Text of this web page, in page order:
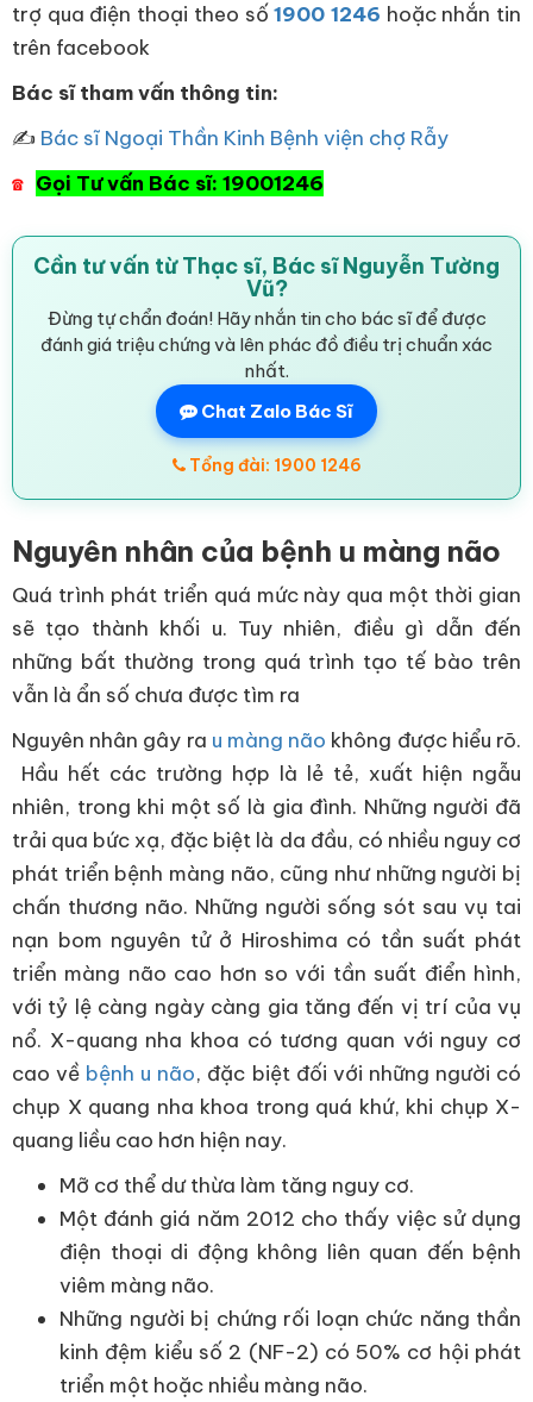
trợ qua điện thoại theo số1900 1246 hoặc nhắn tin
trên facebook
Bác sĩ tham vấn thông tin:
✍ Bác sĩ Ngoại Thần Kinh Bệnh viện chợ Rẫy
☎ Gọi Tư vấn Bác sĩ: 19001246
Cần tư vấn từ Thạc sĩ, Bác sĩ Nguyễn Tường
Vũ?
Đừng tự chẩn đoán! Hãy nhắn tin cho bác sĩ để được
đánh giá triệu chứng và lên phác đồ điều trị chuẩn xác
nhất.
Chat Zalo Bác Sĩ
Tổng đài: 1900 1246
Nguyên nhân của bệnh u màng não
Quá trình phát triển quá mức này qua một thời gian
sẽ tạo thành khối u. Tuy nhiên, điều gì dẫn đến
những bất thường trong quá trình tạo tế bào trên
vẫn là ẩn số chưa được tìm ra
Nguyên nhân gây ra u màng não không được hiểu rõ.
Hầu hết các trường hợp là lẻ tẻ, xuất hiện ngẫu
nhiên, trong khi một số là gia đình. Những người đã
trải qua bức xạ, đặc biệt là da đầu, có nhiều nguy cơ
phát triển bệnh màng não, cũng như những người bị
chấn thương não. Những người sống sót sau vụ tai
nạn bom nguyên tử ở Hiroshima có tần suất phát
triển màng não cao hơn so với tần suất điển hình,
với tỷ lệ càng ngày càng gia tăng đến vị trí của vụ
nổ. X-quang nha khoa có tương quan với nguy cơ
cao về bệnh u não, đặc biệt đối với những người có
chụp X quang nha khoa trong quá khứ, khi chụp X-
quang liều cao hơn hiện nay.
Mỡ cơ thể dư thừa làm tăng nguy cơ.
Một đánh giá năm 2012 cho thấy việc sử dụng
điện thoại di động không liên quan đến bệnh
viêm màng não.
Những người bị chứng rối loạn chức năng thần
kinh đệm kiểu số 2 (NF-2) có 50% cơ hội phát
triển một hoặc nhiều màng não.